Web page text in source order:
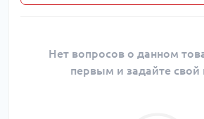
Нет вопросов о данном
первым и задайте свой